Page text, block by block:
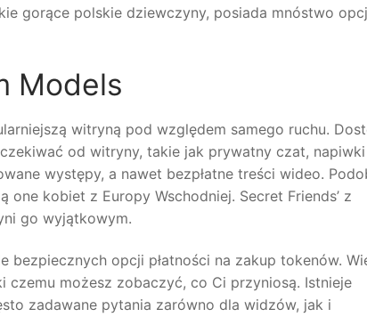
gorące polskie dziewczyny, posiada mnóstwo
Models
witryną pod względem samego ruchu.
od witryny, takie jak prywatny czat,
występy, a nawet bezpłatne treści wideo.
kobiet z Europy Wschodniej. Secret Friends’ z
go wyjątkowym.
bezpiecznych opcji płatności na zakup tokenów.
czemu możesz zobaczyć, co Ci przyniosą. Istnieje
zadawane pytania zarówno dla widzów, jak i